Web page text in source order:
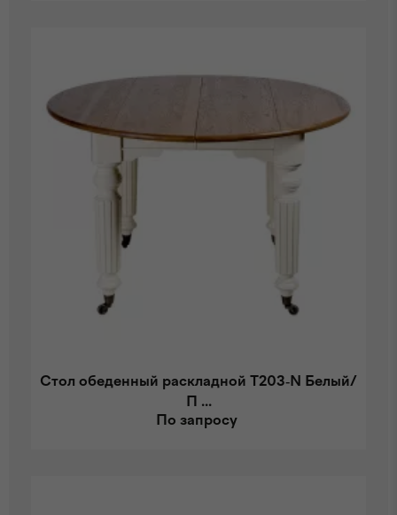
Стол обеденный раскладной T203-N Белый/
П ...
По запросу